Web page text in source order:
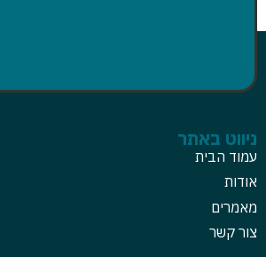
ניווט באתר
עמוד הבית
אודות
מאמרים
צור קשר